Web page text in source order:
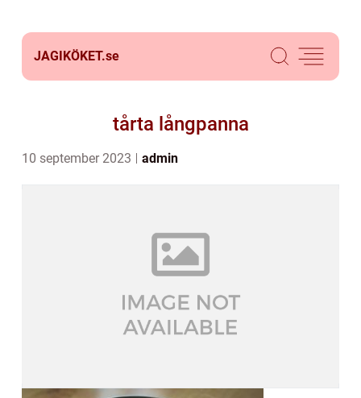
JAGIKÖKET.se
tårta långpanna
10 september 2023 admin